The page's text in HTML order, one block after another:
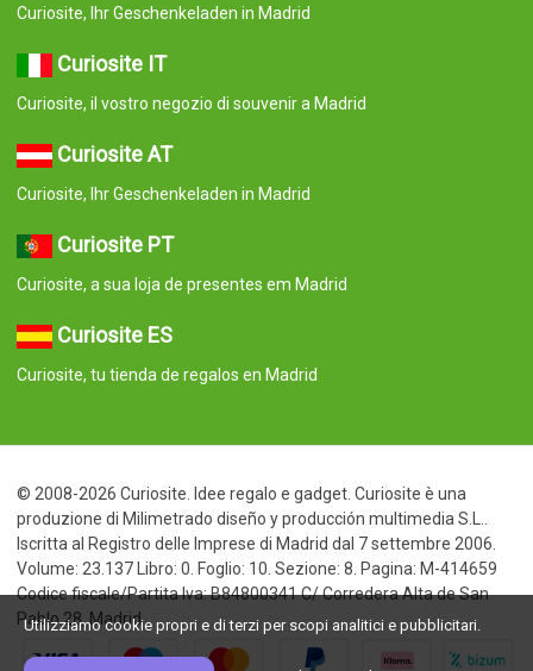
Curiosite, Ihr Geschenkeladen in Madrid
Curiosite IT
Curiosite, il vostro negozio di souvenir a Madrid
Curiosite AT
Curiosite, Ihr Geschenkeladen in Madrid
Curiosite PT
Curiosite, a sua loja de presentes em Madrid
Curiosite ES
Curiosite, tu tienda de regalos en Madrid
© 2008-2026 Curiosite. Idee regalo e gadget. Curiosite è una
produzione di Milimetrado diseño y producción multimedia S.L..
Iscritta al Registro delle Imprese di Madrid dal 7 settembre 2006.
Volume: 23.137 Libro: 0. Foglio: 10. Sezione: 8. Pagina: M-414659
Codice fiscale/Partita Iva: B84800341 C/ Corredera Alta de San
Pablo 28, Madrid
Utilizziamo cookie propri e di terzi per scopi analitici e pubblicitari.